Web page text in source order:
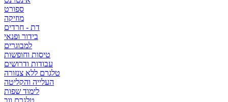
ספורט
מוזיקה
דת - חרדים
בידור ופנאי
למבוגרים
טיסות וחופשות
עבודות ודרושים
טלגרם ללא צנזורה
העלייה והקליטה
לימוד שפות
טלגרם ווב